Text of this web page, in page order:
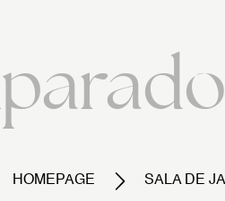
HOMEPAGE SALA DE